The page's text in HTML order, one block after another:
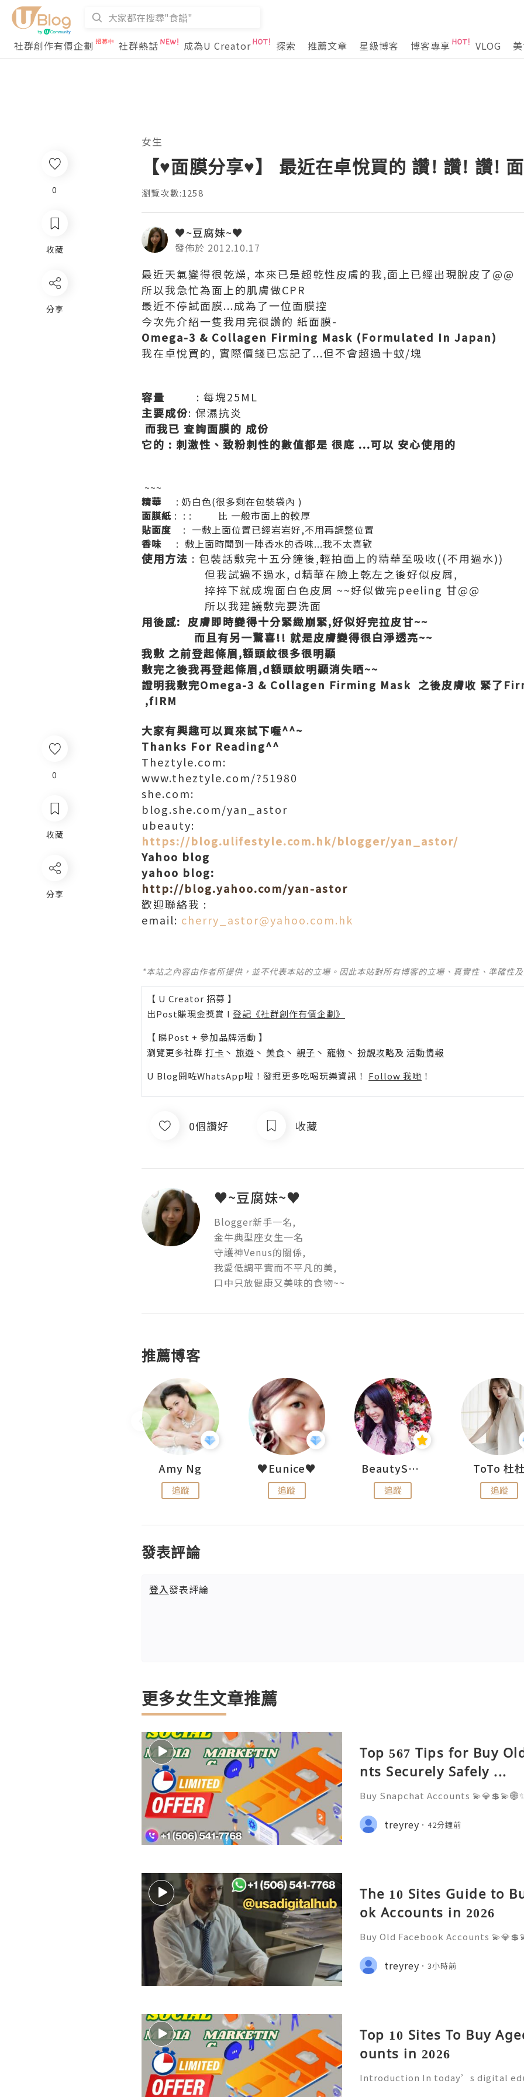
社群創作有價企劃 社群熱話 成為U Creator 探索 推薦文章 星級博客 博客專享 VLOG
0
收藏
分享
女生
【♥面膜分享♥】 最近在卓悅買的 讚! 讚! 讚!
瀏覽次數:1258
♥~豆腐妹~♥
發佈於 2012.10.17
最近天氣變得很乾燥, 本來已是超乾性皮膚的我,面上已經出現脫皮了@@
所以我急忙為面上的肌膚做CPR
最近不停試面膜...成為了一位面膜控
今次先介紹一隻我用完很讚的 紙面膜-
Omega-3 & Collagen Firming Mask (Formulated In Japan)
我在卓悅買的, 實際價錢已忘記了...但不會超過十蚊/塊
容量 : 每塊25ML
主要成份: 保濕抗炎
而我已 查詢面膜的 成份
它的 : 刺激性、致粉刺性的數值都是 很底 ...可以 安心使用的
~~~
精華 : 奶白色(很多剩在包裝袋內 )
面膜紙 : : : 比 一般市面上的較厚
貼面度
: 一敷上面位置已經岩岩好,不用再調整位置
香味 : 敷上面時聞到一陣香水的香味...我不太喜歡
使用方法 : 包裝話敷完十五分鐘後,輕拍面上的精華至吸收((不用過水))
但我試過不過水, d精華在臉上乾左之後好似皮屑,
捽捽下就成塊面白色皮屑 ~~好似做完peeling 甘@@
所以我建議敷完要洗面
用後感: 皮膚即時變得十分緊緻崩緊,好似好完拉皮甘~~
而且有另一驚喜!! 就是皮膚變得很白淨透亮~~
我敷 之前登起條眉,額頭紋很多很明顯
敷完之後我再登起條眉,d額頭紋明顯消失晒~~
證明我敷完Omega-3 & Collagen Firming Mask 之後皮膚收 緊了
,fIRM
大家有興趣可以買來試下喔^^~
Thanks For Reading^^
Theztyle.com:
www.theztyle.com/?51980
she.com:
blog.she.com/yan_astor
ubeauty:
https://blog.ulifestyle.com.hk/blogger/yan_astor/
Yahoo blog
yahoo blog:
http://blog.yahoo.com/yan-astor
歡迎聯絡我 :
email: cherry_astor@yahoo.com.hk
*本站之內容由作者所提供，並不代表本站的立場。因此本站對所有博客的立場、真實性、準確性
【 U Creator 招募 】
出Post賺現金獎賞 l 登記《社群創作有價企劃》
【 睇Post + 參加品牌活動 】
瀏覽更多社群 打卡 丶 旅遊 丶 美食 丶 親子 丶 寵物 丶 扮靚攻略及 活動情報
U Blog開咗WhatsApp啦！發掘更多吃喝玩樂資訊！ Follow 我哋 ！
0個讚好 收藏
♥~豆腐妹~♥
Blogger新手一名,
金牛典型座女生一名
守護神Venus的關係,
我愛低調平實而不平凡的美,
口中只放健康又美味的食物~~
推薦博客
Amy Ng
追蹤
♥Eunice♥
追蹤
BeautySearch
追蹤
ToTo 杜
追蹤
發表評論
登入發表評論
更多女生文章推薦
Top 567 Tips for Buy
nts Securely Safely ...
Buy Snapchat Accounts
💫💎💲💫🌐✨💎Telegram:
d: usadigitalhub
treyrey 42分鐘前
The 10 Sites Guide to
ok Accounts in 2026
Buy Old Facebook Accounts
68 💫💎💲💫🌐✨💎Telegram:
cord: usadigitalhub
treyrey 3小時前
Top 10 Sites To Buy
ounts in 2026
Introduction In today’s digital
0
收藏
分享